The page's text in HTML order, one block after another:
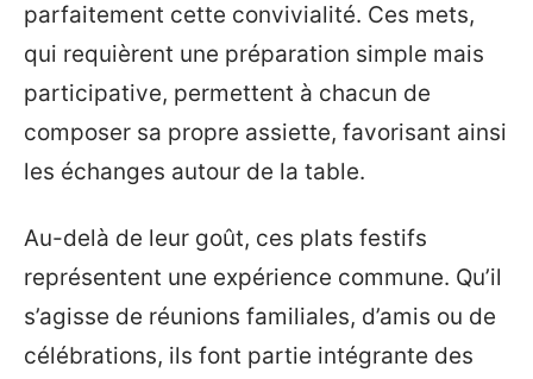
parfaitement cette convivialité. Ces mets,
qui requièrent une préparation simple mais
participative, permettent à chacun de
composer sa propre assiette, favorisant ainsi
les échanges autour de la table.
Au-delà de leur goût, ces plats festifs
représentent une expérience commune. Qu’il
s’agisse de réunions familiales, d’amis ou de
célébrations, ils font partie intégrante des